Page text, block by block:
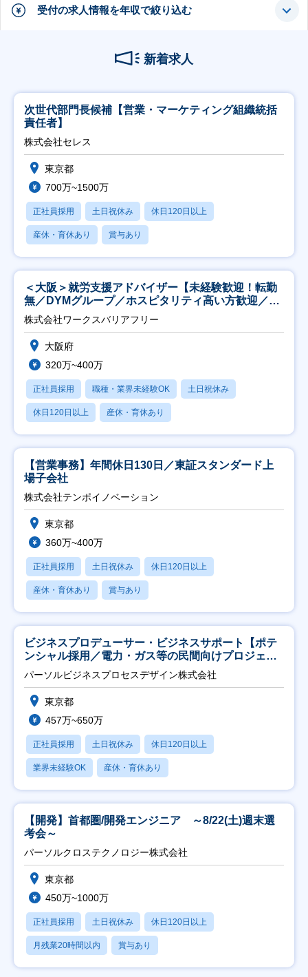
受付の求人情報を年収で絞り込む
新着求人
次世代部門長候補【営業・マーケティング組織統括
責任者】
株式会社セレス
東京都
700万~1500万
正社員採用 土日祝休み 休日120日以上
産休・育休あり 賞与あり
＜大阪＞就労支援アドバイザー【未経験歓迎！転勤
無／DYMグループ／ホスピタリティ高い方歓迎／土
日祝】
株式会社ワークスバリアフリー
大阪府
320万~400万
正社員採用 職種・業界未経験OK 土日祝休み
休日120日以上 産休・育休あり
【営業事務】年間休日130日／東証スタンダード上
場子会社
株式会社テンポイノベーション
東京都
360万~400万
正社員採用 土日祝休み 休日120日以上
産休・育休あり 賞与あり
ビジネスプロデューサー・ビジネスサポート【ポテ
ンシャル採用／電力・ガス等の民間向けプロジェク
ト推進】
パーソルビジネスプロセスデザイン株式会社
東京都
457万~650万
正社員採用 土日祝休み 休日120日以上
業界未経験OK 産休・育休あり
【開発】首都圏/開発エンジニア ～8/22(土)週末選
考会～
パーソルクロステクノロジー株式会社
東京都
450万~1000万
正社員採用 土日祝休み 休日120日以上
月残業20時間以内 賞与あり